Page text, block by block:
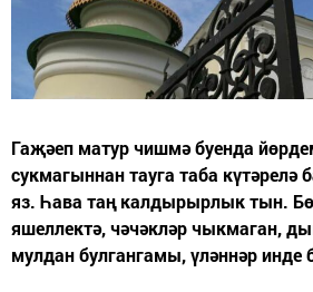
Гаҗәеп матур чишмә буенда
сукмагыннан тауга таба
яз. Һава таң калдырырлык тын.
яшеллектә, чәчәкләр чыкмаган,
мулдан булгангамы, үләннәр инде